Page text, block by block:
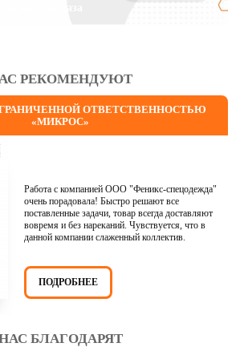
РЕКОМЕНДУЮТ
ОТВЕТСТВЕННОСТЬЮ
«МИКРОС»
Работа с компанией ООО "Феникс-спецодежда"
очень порадовала! Быстро решают все
поставленные задачи, товар всегда доставляют
вовремя и без нареканий. Чувствуется, что в
данной компании слаженный коллектив.
ПОДРОБНЕЕ
БЛАГОДАРЯТ